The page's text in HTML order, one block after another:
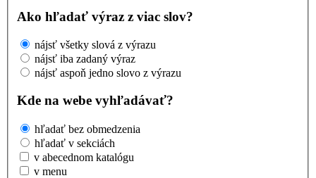
Ako hľadať výraz z viac slov?
nájsť všetky slová z výrazu
nájsť iba zadaný výraz
nájsť aspoň jedno slovo z výrazu
Kde na webe vyhľadávať?
hľadať bez obmedzenia
hľadať v sekciách
v abecednom katalógu
v menu